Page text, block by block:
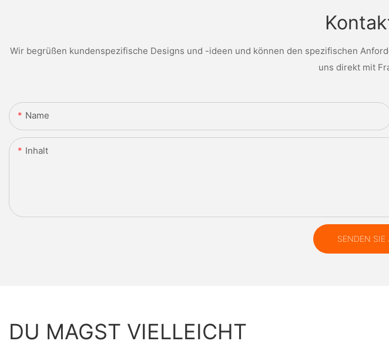
Wir begrüßen kundenspezifische Designs und -ideen und können den spezifischen
uns direkt mit
Name
Inhalt
SENDEN SIE
DU MAGST VIELLEICHT